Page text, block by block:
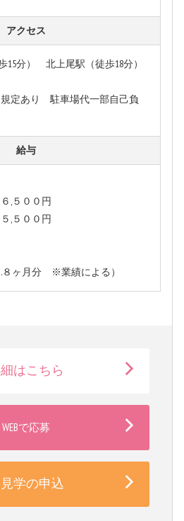
アクセス
15分） 北上尾駅（徒歩18分）
定あり 駐車場代一部自己負
給与
００円
,５００円
８ヶ月分 ※業績による）
はこちら
WEBで応募
見学の申込